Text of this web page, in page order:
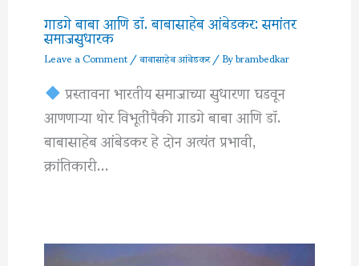
गाडगे बाबा आणि डॉ. बाबासाहेब आंबेडकर: समांतर
समाजसुधारक
Leave a Comment/बाबासाहेब आंबेडकर/ Bybrambedkar
प्रस्तावना भारतीय समाजाच्या सुधारणा घडवून
आणणाऱ्या थोर विभूतींपैकी गाडगे बाबा आणि डॉ.
बाबासाहेब आंबेडकर हे दोन अत्यंत प्रभावी,
क्रांतिकारी…